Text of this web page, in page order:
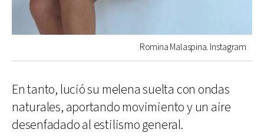
Romina Malaspina. Instagram
En tanto, lució su melena suelta con ondas
naturales, aportando movimiento y un aire
desenfadado al estilismo general.